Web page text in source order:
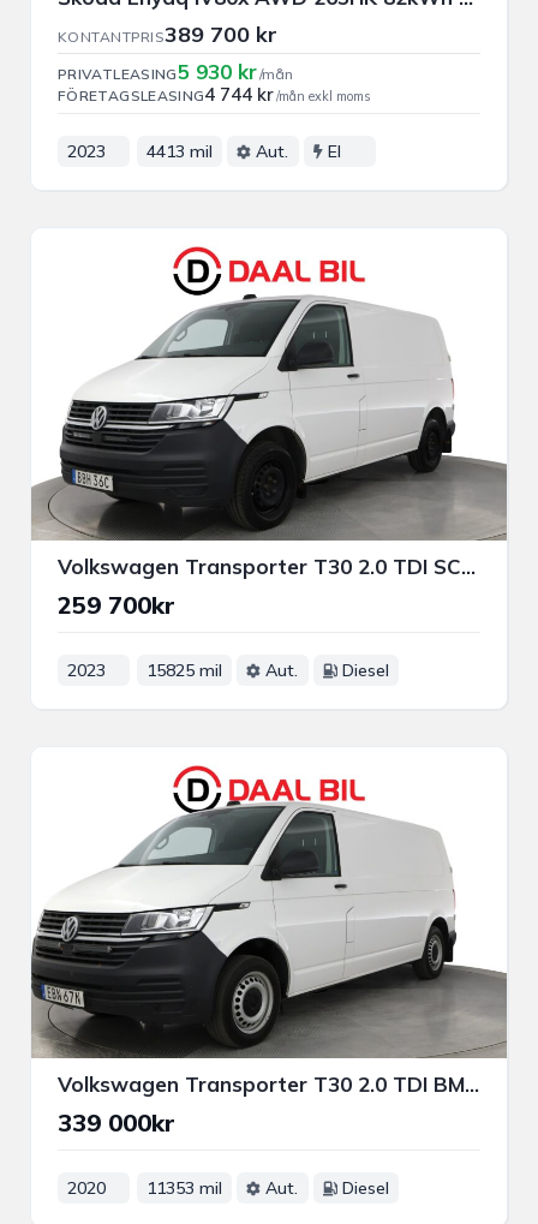
KONTANTPRIS389 700 kr
PRIVATLEASING5 930 kr/mån
FÖRETAGSLEASING4 744 kr/mån exkl moms
2023 4413 mil Aut. El
Volkswagen Transporter T30 2.0 TDI SCR 150HK DRAGKROK B-KAMERA VÄRMARE CARPLAY
259 700kr
2023 15825 mil Aut. Diesel
Volkswagen Transporter T30 2.0 TDI BMT 4MOTION 150HK DRAG VÄRMARE P-SENS
339 000kr
2020 11353 mil Aut. Diesel